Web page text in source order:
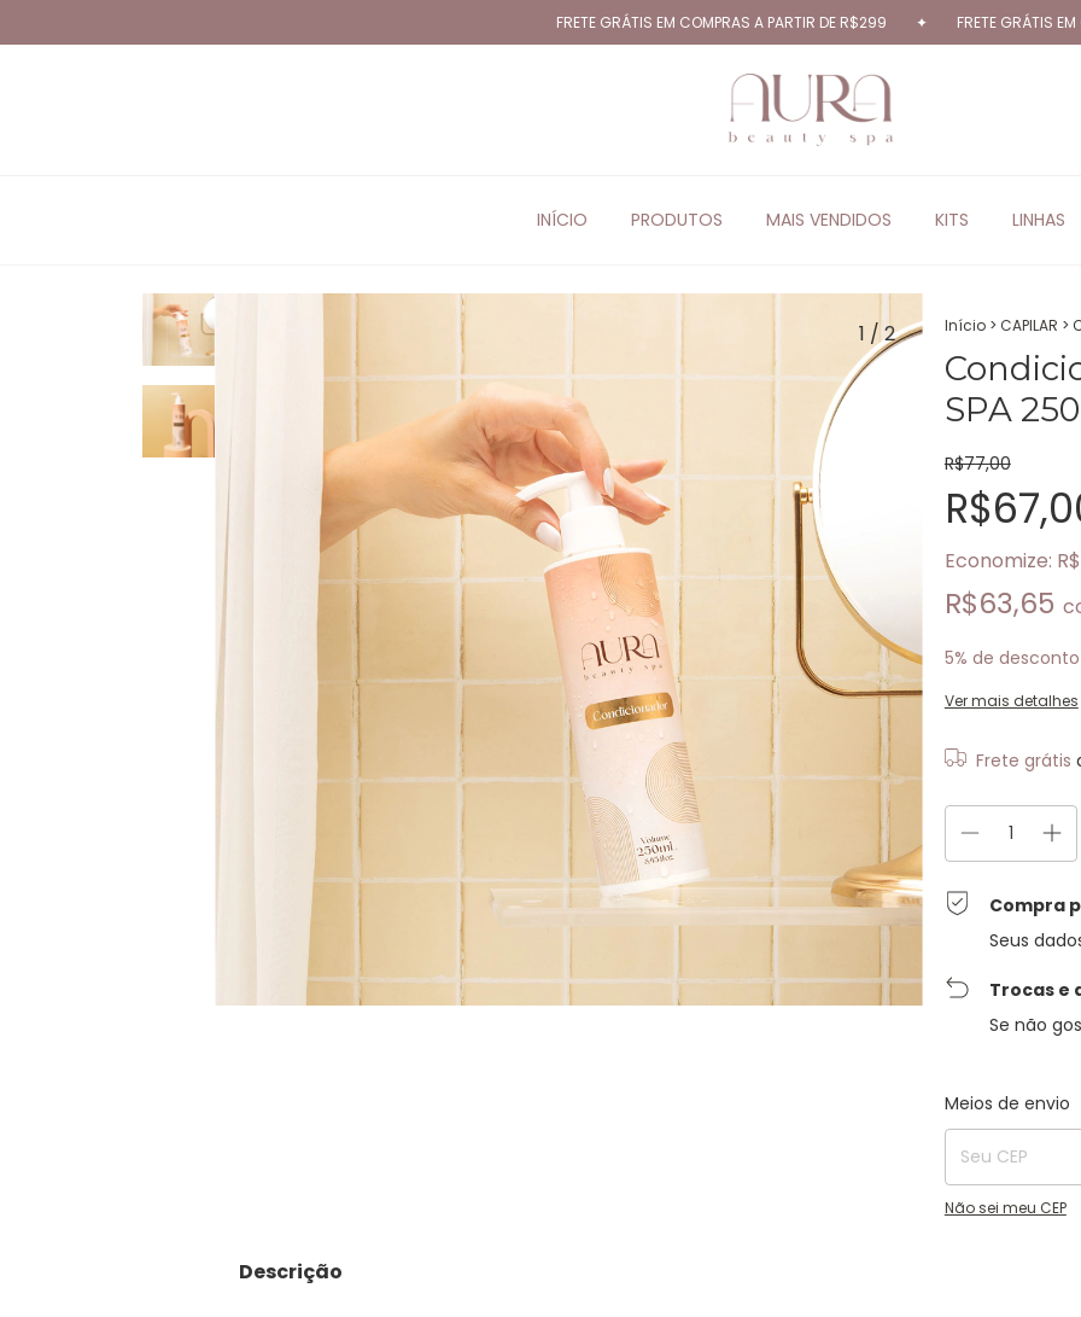
FRETE GRÁTIS EM COMPRAS A PARTIR DE R$299 ✦ FRETE GRÁTIS EM
INÍCIO PRODUTOS MAIS VENDIDOS KITS LINHAS
1 /2 Início > CAPILAR >
SPA
R$77,00
Economize:
R$63,65
5% de desconto
Ver mais detalhes
Frete grátis
Compra
Seus
Trocas e
Se não
Entregas para o
Meios de envio
Não sei meu CEP
Descrição